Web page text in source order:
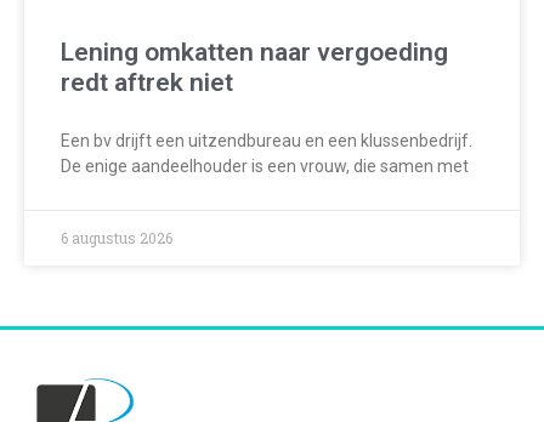
Lening omkatten naar vergoeding
redt aftrek niet
Een bv drijft een uitzendbureau en een klussenbedrijf.
De enige aandeelhouder is een vrouw, die samen met
6 augustus 2026